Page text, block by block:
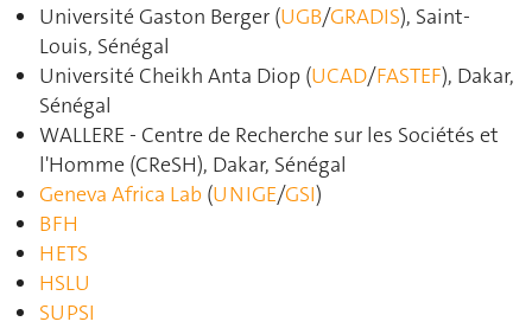
Université Gaston Berger (UGB/GRADIS), Saint-
Louis, Sénégal
Université Cheikh Anta Diop (UCAD/FASTEF), Dakar,
Sénégal
WALLERE - Centre de Recherche sur les Sociétés et
l'Homme (CReSH), Dakar, Sénégal
Geneva Africa Lab (UNIGE/GSI)
BFH
HETS
HSLU
SUPSI